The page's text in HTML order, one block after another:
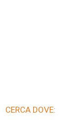
CERCA DOVE: